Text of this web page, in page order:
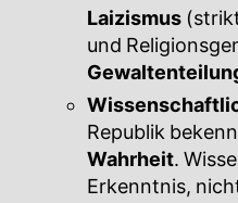
Laizismus
und
Republik
Wahrheit.
Erkenntnis,